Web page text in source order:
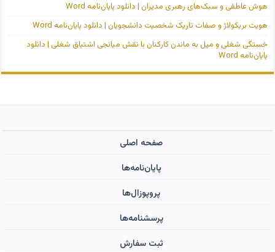
هوش عاطفی و سبک‌های رهبری مدیران | دانلود پایان‌نامه Word
هویت بریکولاژ و صفات تاریک شخصیت دانشجویان | دانلود پایان‌نامه Word
خستگی شغلی و میل به ماندن کارکنان با نقش میانجی اشتیاق شغلی | دانلود
پایان‌نامه Word
صفحه اصلی
پایان‌نامه‌ها
پروپوزال‌ها
پرسشنامه‌ها
ثبت سفارش